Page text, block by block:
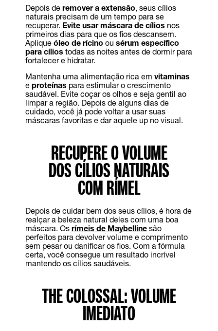
Depois de remover a extensão, seus cílios
naturais precisam de um tempo para se
recuperar. Evite usar máscara de cílios nos
primeiros dias para que os fios descansem.
Aplique óleo de rícino ou sérum específico
para cílios todas as noites antes de dormir para
fortalecer e hidratar.
Mantenha uma alimentação rica em vitaminas
e proteínas para estimular o crescimento
saudável. Evite coçar os olhos e seja gentil ao
limpar a região. Depois de alguns dias de
cuidado, você já pode voltar a usar suas
máscaras favoritas e dar aquele up no visual.
RECUPERE O VOLUME
DOS CÍLIOS NATURAIS
COM RÍMEL
Depois de cuidar bem dos seus cílios, é hora de
realçar a beleza natural deles com uma boa
máscara. Os rímeis de Maybellinesão
perfeitos para devolver volume e comprimento
sem pesar ou danificar os fios. Com a fórmula
certa, você consegue um resultado incrível
mantendo os cílios saudáveis.
THE COLOSSAL: VOLUME
IMEDIATO